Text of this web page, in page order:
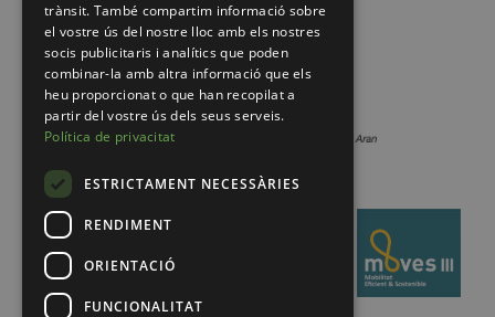
trànsit. També compartim informació sobre
el vostre ús del nostre lloc amb els nostres
socis publicitaris i analítics que poden
combinar-la amb altra informació que els
heu proporcionat o que han recopilat a
partir del vostre ús dels seus serveis.
Política de privacitat
ESTRICTAMENT NECESSÀRIES
RENDIMENT
ORIENTACIÓ
FUNCIONALITAT